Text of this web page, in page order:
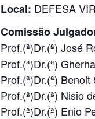
Local: DEFESA
Comissão
Prof.(ª)Dr.(ª) José
Prof.(ª)Dr.(ª)
Prof.(ª)Dr.(ª)
Prof.(ª)Dr.(ª) Nisio
Prof.(ª)Dr.(ª) Enio